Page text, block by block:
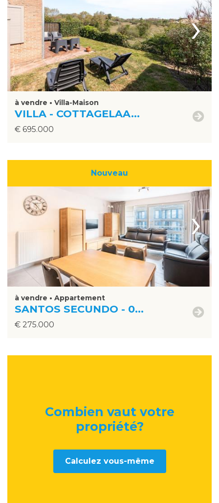
›
à vendre • Villa-Maison
VILLA - COTTAGELAA...
€ 695.000
Nouveau
›
à vendre • Appartement
SANTOS SECUNDO - 0...
€ 275.000
Combien vaut votre
propriété?
Calculez vous-même